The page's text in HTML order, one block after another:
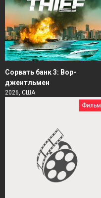
Сорвать банк 3: Вор-
джентльмен
2026, США
Фильм